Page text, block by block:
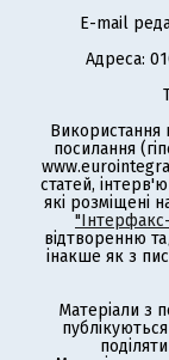
E-mail
Адреса:
Використання
посилання
статей,
які розміщені
відтворенню
інакше як з
Матеріали з